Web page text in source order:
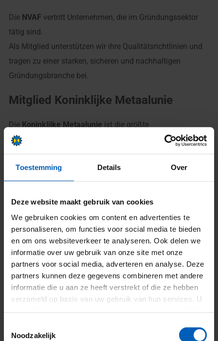
Toestemming Details Over
Deze website maakt gebruik van cookies
We gebruiken cookies om content en advertenties te
personaliseren, om functies voor social media te bieden
en om ons websiteverkeer te analyseren. Ook delen we
informatie over uw gebruik van onze site met onze
partners voor social media, adverteren en analyse. Deze
partners kunnen deze gegevens combineren met andere
informatie die u aan ze heeft verstrekt of die ze hebben
verzameld op basis van uw gebruik van hun services. U
Noodzakelijk
Die NVAF vertritt Unternehmen, die im Gründungssektor
tätig sind.
Als Mitglied unterstützen wir ihre Qualitätsrichtlinien und
tragen zu einer starken, sicheren und nachhaltigen
Gründungsbranche bei.
Mitglied Koninklijke Metaalunie
DieKoninklijke Metaalunieist die größte
Unternehmerorganisation für kleine und mittlere
Unternehmen im Metallbereich.
Unsere Mitgliedschaft unterstreicht unser Engagement für
die Branche und bietet Zugang zu aktuellem Wissen,
Unterstützung und branchenweiten Qualitätsstandards.
Mitglied BMWT –
Branchenvereinigung für
Materialmanagement, Arbeitsmaterial
und Transportmittel
Über dieBMWTsetzen wir uns für eine sichere,
nachhaltige und effiziente Nutzung von Arbeitsmaterial
Die Mitgliedschaft bestätigt unser Engagement für